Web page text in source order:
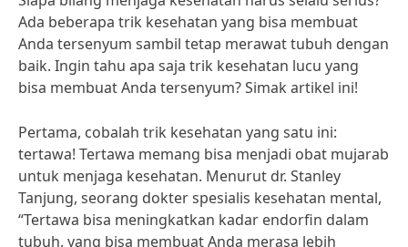
Ada beberapa trik kesehatan yang bisa membuat
Anda tersenyum sambil tetap merawat tubuh dengan
baik. Ingin tahu apa saja trik kesehatan lucu yang
bisa membuat Anda tersenyum? Simak artikel ini!
Pertama, cobalah trik kesehatan yang satu ini:
tertawa! Tertawa memang bisa menjadi obat mujarab
untuk menjaga kesehatan. Menurut dr. Stanley
Tanjung, seorang dokter spesialis kesehatan mental,
“Tertawa bisa meningkatkan kadar endorfin dalam
tubuh, yang bisa membuat Anda merasa lebih